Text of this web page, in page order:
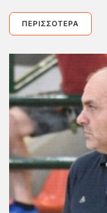
ΠΕΡΙΣΣΌΤΕΡΑ